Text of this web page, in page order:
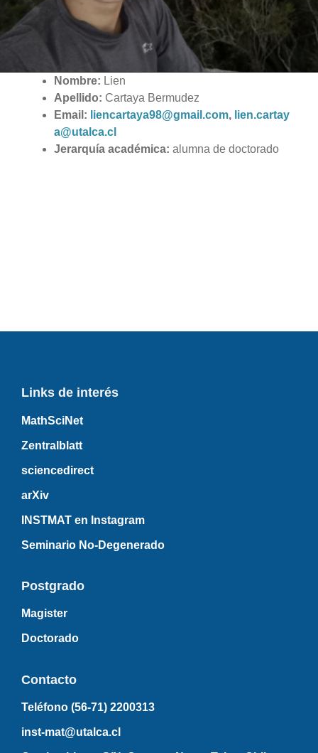
Nombre: Lien
Apellido: Cartaya Bermudez
Email: liencartaya98@gmail.com, lien.cartay
a@utalca.cl
Jerarquía académica: alumna de doctorado
Links de interés
MathSciNet
Zentralblatt
sciencedirect
arXiv
INSTMAT en Instagram
Seminario No-Degenerado
Postgrado
Magister
Doctorado
Contacto
Teléfono (56-71) 2200313
inst-mat@utalca.cl